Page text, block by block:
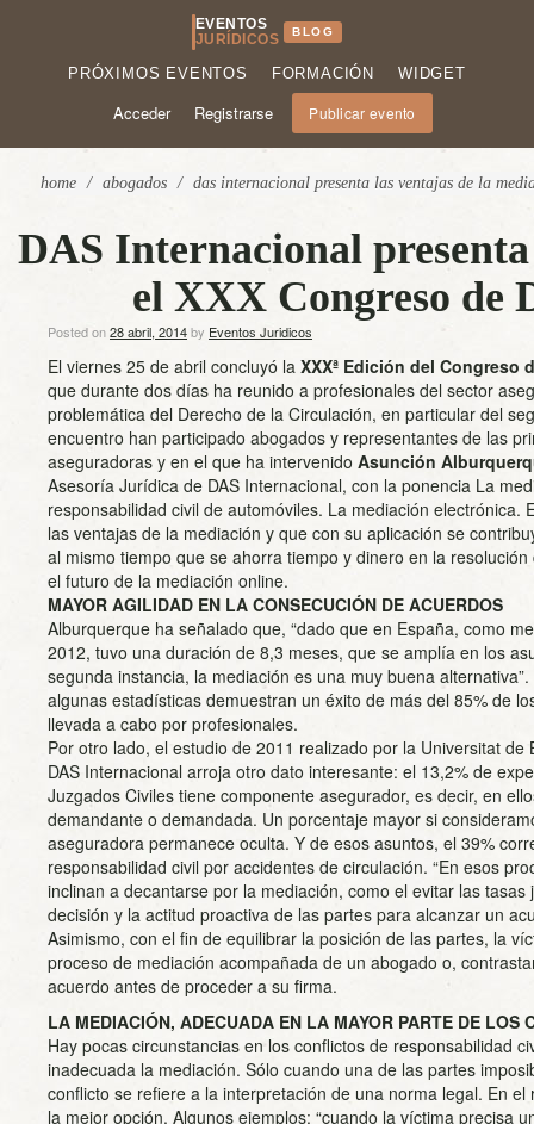
EVENTOS
JURÍDICOS
BLOG
PRÓXIMOS EVENTOS FORMACIÓN WIDGET
Acceder Registrarse Publicar evento
home / abogados / das internacional presenta las ventajas de la
DAS Internacional
el XXX Congreso de
Posted on28 abril, 2014by Eventos Juridicos
El viernes 25 de abril concluyó la XXXª Edición del Congreso
que durante dos días ha reunido a profesionales del sector
problemática del Derecho de la Circulación, en particular del
encuentro han participado abogados y representantes de las
aseguradoras y en el que ha intervenido Asunción
Asesoría Jurídica de DAS Internacional, con la ponencia La
responsabilidad civil de automóviles. La mediación electrónica.
las ventajas de la mediación y que con su aplicación se
al mismo tiempo que se ahorra tiempo y dinero en la
el futuro de la mediación online.
MAYOR AGILIDAD EN LA CONSECUCIÓN DE ACUERDOS
Alburquerque ha señalado que, “dado que en España, como
2012, tuvo una duración de 8,3 meses, que se amplía en los
segunda instancia, la mediación es una muy buena
algunas estadísticas demuestran un éxito de más del 85% de
llevada a cabo por profesionales.
Por otro lado, el estudio de 2011 realizado por la Universitat
DAS Internacional arroja otro dato interesante: el 13,2% de
Juzgados Civiles tiene componente asegurador, es decir, en
demandante o demandada. Un porcentaje mayor si
aseguradora permanece oculta. Y de esos asuntos, el 39%
responsabilidad civil por accidentes de circulación. “En esos
inclinan a decantarse por la mediación, como el evitar las tasas
decisión y la actitud proactiva de las partes para alcanzar un
Asimismo, con el fin de equilibrar la posición de las partes, la
proceso de mediación acompañada de un abogado o,
acuerdo antes de proceder a su firma.
LA MEDIACIÓN, ADECUADA EN LA MAYOR PARTE DE LOS
Hay pocas circunstancias en los conflictos de responsabilidad
inadecuada la mediación. Sólo cuando una de las partes
conflicto se refiere a la interpretación de una norma legal. En
la mejor opción. Algunos ejemplos: “cuando la víctima precisa